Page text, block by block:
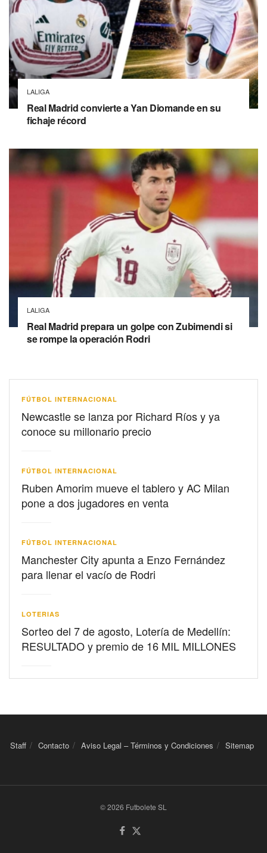
LALIGA
Real Madrid convierte a Yan Diomande en su
fichaje récord
LALIGA
Real Madrid prepara un golpe con Zubimendi si
se rompe la operación Rodri
FÚTBOL INTERNACIONAL
Newcastle se lanza por Richard Ríos y ya
conoce su millonario precio
FÚTBOL INTERNACIONAL
Ruben Amorim mueve el tablero y AC Milan
pone a dos jugadores en venta
FÚTBOL INTERNACIONAL
Manchester City apunta a Enzo Fernández
para llenar el vacío de Rodri
LOTERIAS
Sorteo del 7 de agosto, Lotería de Medellín:
RESULTADO y premio de 16 MIL MILLONES
Staff Contacto Aviso Legal – Términos y Condiciones Sitemap
© 2026 Futbolete SL